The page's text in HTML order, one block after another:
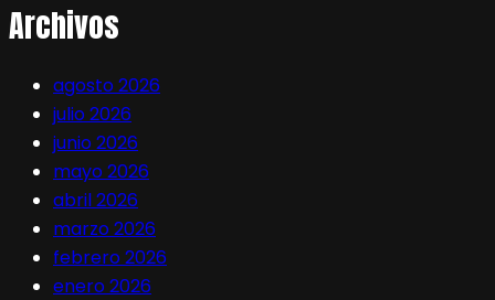
Archivos
agosto 2026
julio 2026
junio 2026
mayo 2026
abril 2026
marzo 2026
febrero 2026
enero 2026